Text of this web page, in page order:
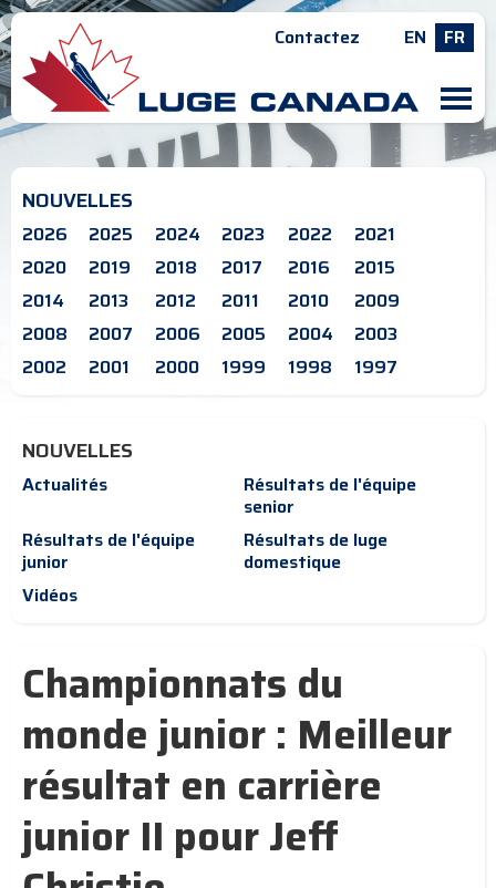
Contactez EN FR
M
NOUVELLES
2026 2025 2024 2023 2022
2021
2020
2019 2018 2017 2016
2015
2014
2013 2012 2011 2010
2009
2008
2007 2006 2005 2004
2003
2002
2001 2000 1999 1998 1997
NOUVELLES
Actualités
Résultats de l'équipe
senior
Résultats de l'équipe
junior
Résultats de luge
domestique
Vidéos
Championnats du
monde junior : Meilleur
résultat en carrière
junior II pour Jeff